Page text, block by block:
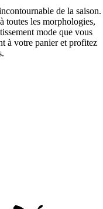
de la saison.
toutes les morphologies,
mode que vous
à votre panier et profitez